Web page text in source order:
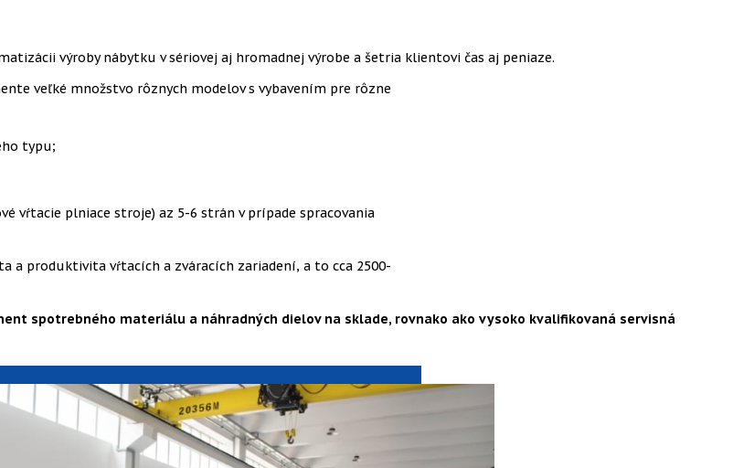
výroby nábytku v sériovej aj hromadnej výrobe a šetria klientovi čas aj peniaze.
veľké množstvo rôznych modelov s vybavením pre rôzne
typu;
vŕtacie plniace stroje) az 5-6 strán v prípade spracovania
a produktivita vŕtacích a zváracích zariadení, a to cca 2500-
spotrebného materiálu a náhradných dielov na sklade, rovnako ako vysoko kvalifikovaná servisná